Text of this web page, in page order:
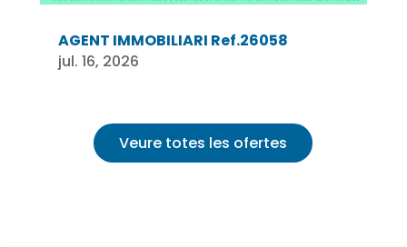
AGENT IMMOBILIARI Ref.26058
jul. 16, 2026
Veure totes les ofertes